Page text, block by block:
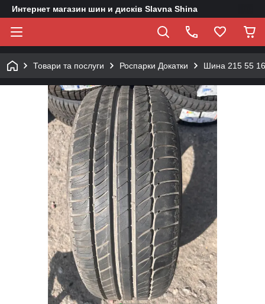
Интернет магазин шин и дисків Slavna Shina
Товари та послуги Роспарки Докатки Шина 215 55